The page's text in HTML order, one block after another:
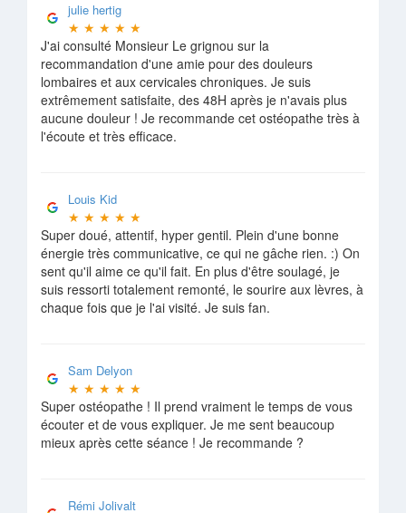
julie hertig
★ ★ ★ ★ ★
J'ai consulté Monsieur Le grignou sur la
recommandation d'une amie pour des douleurs
lombaires et aux cervicales chroniques. Je suis
extrêmement satisfaite, des 48H après je n'avais plus
aucune douleur ! Je recommande cet ostéopathe très à
l'écoute et très efficace.
Louis Kid
★ ★ ★ ★ ★
Super doué, attentif, hyper gentil. Plein d'une bonne
énergie très communicative, ce qui ne gâche rien. :) On
sent qu'il aime ce qu'il fait. En plus d'être soulagé, je
suis ressorti totalement remonté, le sourire aux lèvres, à
chaque fois que je l'ai visité. Je suis fan.
Sam Delyon
★ ★ ★ ★ ★
Super ostéopathe ! Il prend vraiment le temps de vous
écouter et de vous expliquer. Je me sent beaucoup
mieux après cette séance ! Je recommande ?
Rémi Jolivalt